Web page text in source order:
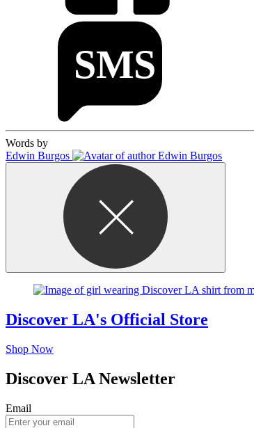
Words by
Edwin Burgos
Discover LA's Official Store
Shop Now
Discover LA Newsletter
Email